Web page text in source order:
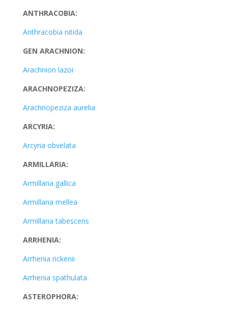
ANTHRACOBIA:
Anthracobia nitida
GEN ARACHNION:
Arachnion lazoi
ARACHNOPEZIZA:
Arachnopeziza aurelia
ARCYRIA:
Arcyria obvelata
ARMILLARIA:
Armillaria gallica
Armillaria mellea
Armillaria tabescens
ARRHENIA:
Arrhenia rickenii
Arrhenia spathulata
ASTEROPHORA: